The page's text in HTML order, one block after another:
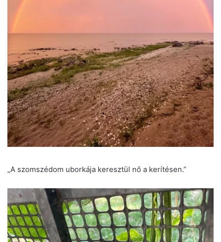
„A szomszédom uborkája keresztül nő a kerítésen.”